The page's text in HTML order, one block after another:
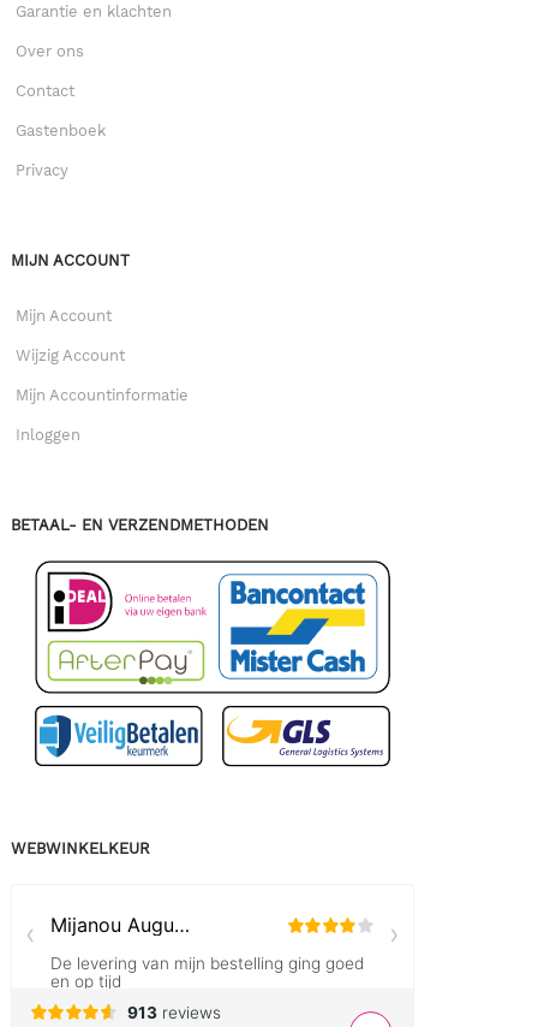
Garantie en klachten
Over ons
Contact
Gastenboek
Privacy
MIJN ACCOUNT
Mijn Account
Wijzig Account
Mijn Accountinformatie
Inloggen
BETAAL- EN VERZENDMETHODEN
WEBWINKELKEUR